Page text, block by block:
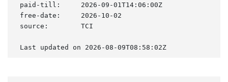
paid-till:     2026-09-01T14:06:00Z
free-date:     2026-10-02
source:        TCI
Last updated on 2026-08-09T08:58:02Z